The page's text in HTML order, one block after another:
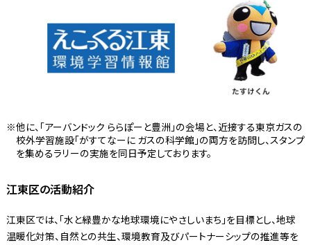
他に、「アーバンドック ららぽーと豊洲」の会場と、近接する東京ガスの
校外学習施設「がすてなーに ガスの科学館」の両方を訪問し、スタンプ
を集めるラリーの実施を同日予定しております。
江東区の活動紹介
江東区では、｢水と緑豊かな地球環境にやさしいまち｣を目標とし、地球
温暖化対策、自然との共生、環境教育及びパートナーシップの推進等を